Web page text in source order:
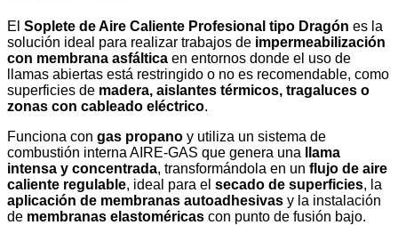
El Soplete de Aire Caliente Profesional tipo Dragón es la
solución ideal para realizar trabajos de impermeabilización
con membrana asfáltica en entornos donde el uso de
llamas abiertas está restringido o no es recomendable, como
superficies de madera, aislantes térmicos, tragaluces o
zonas con cableado eléctrico.
Funciona con gas propano y utiliza un sistema de
combustión interna AIRE-GAS que genera una
llama
intensa y concentrada, transformándola en un flujo de aire
caliente regulable, ideal para el secado de superficies, la
aplicación de membranas autoadhesivas y la instalación
de membranas elastoméricas con punto de fusión bajo.